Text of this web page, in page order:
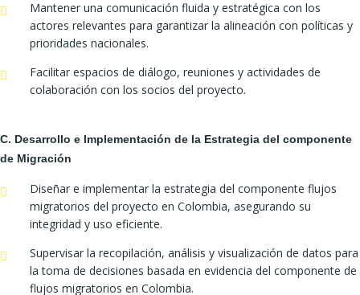
Mantener una comunicación fluida y estratégica con los
actores relevantes para garantizar la alineación con políticas y
prioridades nacionales.
Facilitar espacios de diálogo, reuniones y actividades de
colaboración con los socios del proyecto.
C. Desarrollo e Implementación de la Estrategia del componente
de Migración
Diseñar e implementar la estrategia del componente flujos
migratorios del proyecto en Colombia, asegurando su
integridad y uso eficiente.
Supervisar la recopilación, análisis y visualización de datos para
la toma de decisiones basada en evidencia del componente de
flujos migratorios en Colombia.